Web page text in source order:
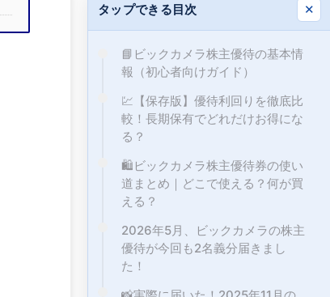
タップできる目次 ✕
📘ビックカメラ株主優待の基本情
報（初心者向けガイド）
💹【保存版】優待利回りを徹底比
較！長期保有でどれだけお得にな
る？
🛍ビックカメラ株主優待券の使い
道まとめ｜どこで使える？何が買
える？
2026年5月、ビックカメラの株主
優待が今回も2名義分届きまし
た！